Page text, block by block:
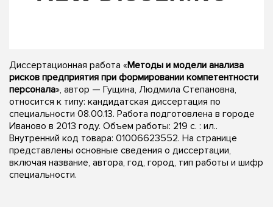
Диссертационная работа «Методы и модели анализа
рисков предприятия при формировании компетентности
персонала», автор — Гущина, Людмила Степановна,
относится к типу: кандидатская диссертация по
специальности 08.00.13. Работа подготовлена в городе
Иваново в 2013 году. Объем работы: 219 с. : ил..
Внутренний код товара: 01006623552. На странице
представлены основные сведения о диссертации,
включая название, автора, год, город, тип работы и шифр
специальности.